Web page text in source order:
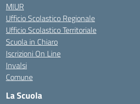
MIUR
Ufficio Scolastico Regionale
Ufficio Scolastico Territoriale
Scuola in Chiaro
Iscrizioni On Line
Invalsi
Comune
La Scuola